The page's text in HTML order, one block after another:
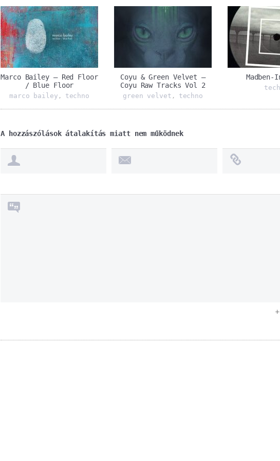
Marco Bailey ‎– Red Floor
/ Blue Floor
marco bailey , techno
Coyu & Green Velvet ‎–
Coyu Raw Tracks Vol 2
green velvet , techno
Madben-
A hozzászólások átalakítás miatt nem működnek